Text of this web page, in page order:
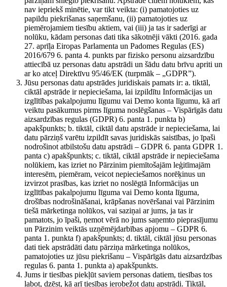
nav iepriekš minētie, var tikt veikta: (i) pamatojoties uz
papildu piekrišanas saņemšanu, (ii) pamatojoties uz
piemērojamiem tiesību aktiem, vai (iii) ja tas ir saderīgi ar
nolūku, kādam personas dati tika sākotnēji vākti (2016. gada
27. aprīļa Eiropas Parlamenta un Padomes Regulas (ES)
2016/679 6. panta 4. punkts par fizisko personu aizsardzību
attiecībā uz personas datu apstrādi un šādu datu brīvu apriti un
ar ko atceļ Direktīvu 95/46/EK (turpmāk – „GDPR”).
Jūsu personas datu apstrādes juridiskais pamats ir: a. tiktāl,
ciktāl apstrāde ir nepieciešama, lai izpildītu Informācijas un
izglītības pakalpojumu līgumu vai Demo konta līgumu, kā arī
veiktu pasākumus pirms līguma noslēgšanas – Vispārīgās datu
aizsardzības regulas (GDPR) 6. panta 1. punkta b)
apakšpunkts; b. tiktāl, ciktāl datu apstrāde ir nepieciešama, lai
datu pārziņš varētu izpildīt savas juridiskās saistības, jo īpaši
nodrošinot atbilstošu datu apstrādi – GDPR 6. panta GDPR 1.
panta c) apakšpunkts; c. tiktāl, ciktāl apstrāde ir nepieciešama
nolūkiem, kas izriet no Pārzinim piemītošajām leģitīmajām
interesēm, piemēram, veicot nepieciešamos norēķinus un
izvirzot prasības, kas izriet no noslēgtā Informācijas un
izglītības pakalpojumu līguma vai Demo konta līguma,
drošības nodrošināšanai, krāpšanas novēršanai vai Pārzinim
tiešā mārketinga nolūkos, vai saziņai ar jums, ja tas ir
pamatots, jo īpaši, ņemot vērā no jums saņemto pieprasījumu
un Pārzinim veiktās uzņēmējdarbības apjomu – GDPR 6.
panta 1. punkta f) apakšpunkts; d. tiktāl, ciktāl jūsu personas
dati tiek apstrādāti datu pārziņa mārketinga nolūkos,
pamatojoties uz jūsu piekrišanu – Vispārīgās datu aizsardzības
regulas 6. panta 1. punkta a) apakšpunkts.
Jums ir tiesības piekļūt saviem personas datiem, tiesības tos
labot, dzēst, kā arī tiesības ierobežot datu apstrādi. Tiktāl,